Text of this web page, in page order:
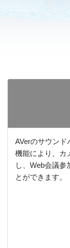
AVerのサウンド
機能により、カ
し、Web会議参
とができます。